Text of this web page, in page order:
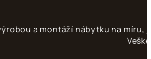
a montáží nábytku na